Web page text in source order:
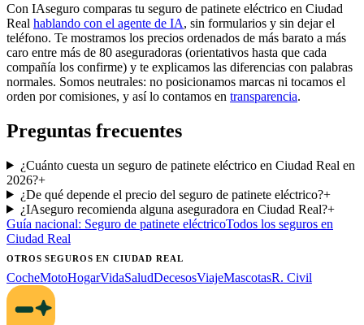
Con IAseguro comparas tu seguro de patinete eléctrico en Ciudad
Real hablando con el agente de IA, sin formularios y sin dejar el
teléfono. Te mostramos los precios ordenados de más barato a más
caro entre más de 80 aseguradoras (orientativos hasta que cada
compañía los confirme) y te explicamos las diferencias con palabras
normales. Somos neutrales: no posicionamos marcas ni tocamos el
orden por comisiones, y así lo contamos en transparencia.
Preguntas frecuentes
¿Cuánto cuesta un seguro de patinete eléctrico en Ciudad Real en
2026?+
¿De qué depende el precio del seguro de patinete eléctrico?+
¿IAseguro recomienda alguna aseguradora en Ciudad Real?+
Guía nacional: Seguro de patinete eléctricoTodos los seguros en
Ciudad Real
OTROS SEGUROSEN CIUDAD REAL
CocheMotoHogarVidaSaludDecesosViajeMascotasR. Civil